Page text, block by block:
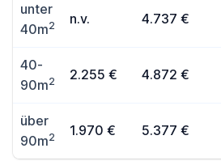
unter
40m2 n.v. 4.737 €
40-
90m2 2.255 € 4.872 €
über
90m2 1.970 € 5.377 €